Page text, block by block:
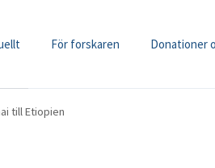
För forskaren Donationer
till Etiopien